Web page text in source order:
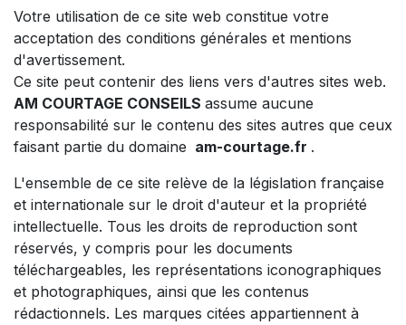
Votre utilisation de ce site web constitue votre
acceptation des conditions générales et mentions
d'avertissement.
Ce site peut contenir des liens vers d'autres sites web.
AM COURTAGE CONSEILS assume aucune
responsabilité sur le contenu des sites autres que ceux
faisant partie du domaine am-courtage.fr .
L'ensemble de ce site relève de la législation française
et internationale sur le droit d'auteur et la propriété
intellectuelle. Tous les droits de reproduction sont
réservés, y compris pour les documents
téléchargeables, les représentations iconographiques
et photographiques, ainsi que les contenus
rédactionnels. Les marques citées appartiennent à